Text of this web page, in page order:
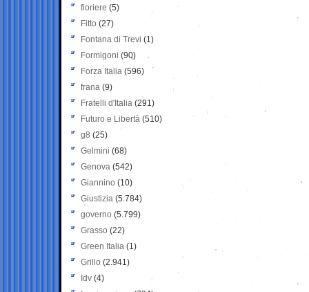
fioriere (5)
Fitto (27)
Fontana di Trevi (1)
Formigoni (90)
Forza Italia (596)
frana (9)
Fratelli d'Italia (291)
Futuro e Libertà (510)
g8 (25)
Gelmini (68)
Genova (542)
Giannino (10)
Giustizia (5.784)
governo (5.799)
Grasso (22)
Green Italia (1)
Grillo (2.941)
Idv (4)